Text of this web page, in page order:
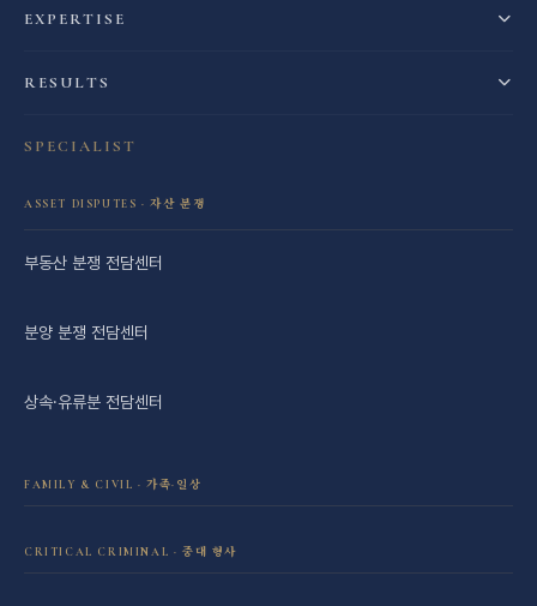
EXPERTISE
RESULTS
SPECIALIST
ASSET DISPUTES · 자산 분쟁
부동산 분쟁 전담센터
분양 분쟁 전담센터
상속·유류분 전담센터
FAMILY & CIVIL · 가족·일상
CRITICAL CRIMINAL · 중대 형사